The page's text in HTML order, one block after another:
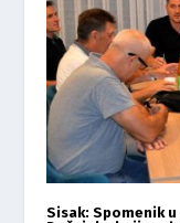
Sisak: Spomenik